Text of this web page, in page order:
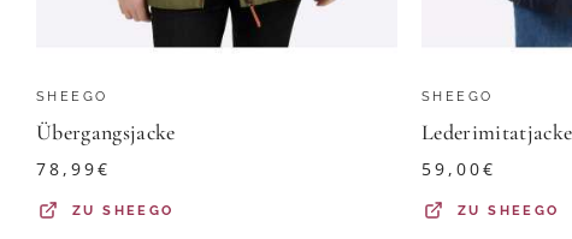
SHEEGO
Übergangsjacke
78,99€
ZUSHEEGO
SHEEGO
Lederimitatjacke
59,00€
ZUSHEEGO